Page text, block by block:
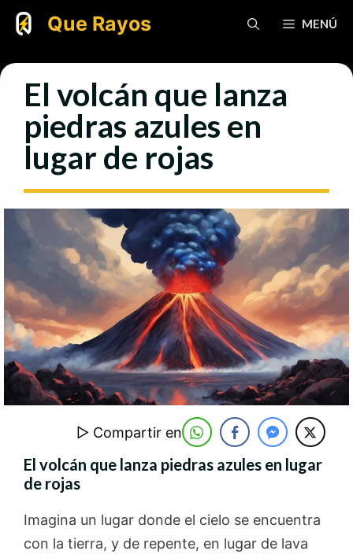
Saltar
Que Rayos MENÚ
El volcán que lanza
piedras azules en
lugar de rojas
▷ Compartir en
El volcán que lanza piedras azules en lugar
de rojas
Imagina un lugar donde el cielo se encuentra
con la tierra, y de repente, en lugar de lava